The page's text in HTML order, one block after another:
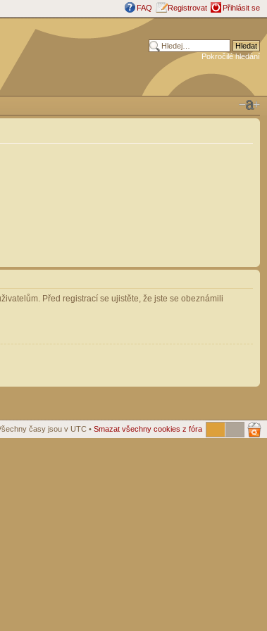
FAQ Registrovat Přihlásit se
Pokročilé hledání
Před registrací se ujistěte, že jste se obeznámili
časy jsou v UTC • Smazat všechny cookies z fóra